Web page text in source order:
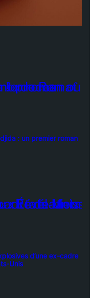
: un premier roman
d’une ex-cadre
Unis